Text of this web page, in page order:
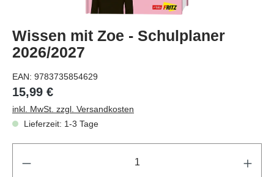
Wissen mit Zoe - Schulplaner
2026/2027
EAN: 9783735854629
15,99 €
inkl. MwSt. zzgl. Versandkosten
Lieferzeit: 1-3 Tage